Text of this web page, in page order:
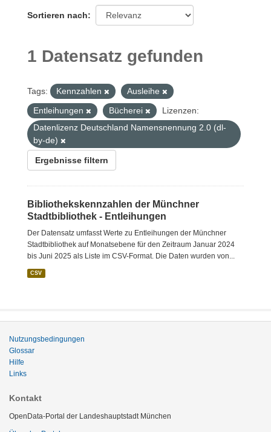
Sortieren nach
1 Datensatz gefunden
Tags: Kennzahlen
Ausleihe
Entleihungen
Bücherei
Lizenzen:
Datenlizenz Deutschland Namensnennung 2.0 (dl-
by-de)
Ergebnisse filtern
Bibliothekskennzahlen der Münchner
Stadtbibliothek - Entleihungen
Der Datensatz umfasst Werte zu Entleihungen der Münchner
Stadtbibliothek auf Monatsebene für den Zeitraum Januar 2024
bis Juni 2025 als Liste im CSV-Format. Die Daten wurden von...
CSV
Nutzungsbedingungen
Glossar
Hilfe
Links
Kontakt
OpenData-Portal der Landeshauptstadt München